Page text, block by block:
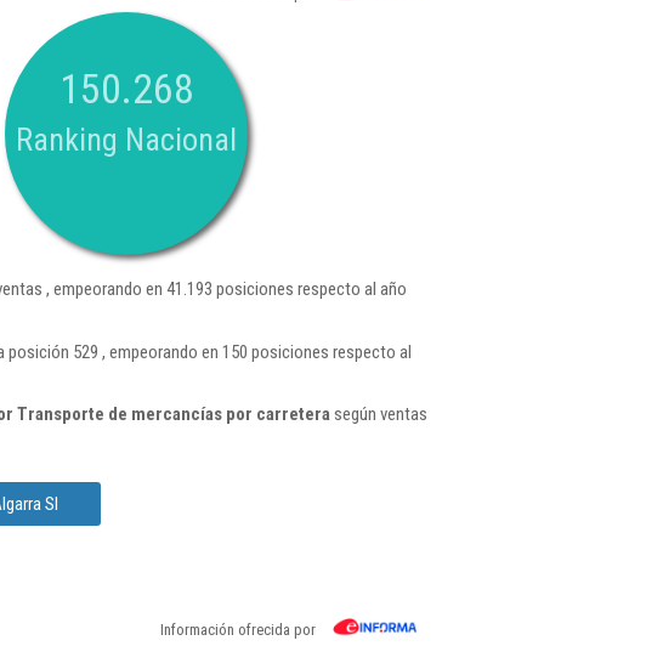
150.268
Ranking Nacional
, empeorando en 41.193 posiciones respecto al año
posición 529 , empeorando en 150 posiciones respecto al
Transporte de mercancías por carreterasegún ventas
Sl
Información ofrecida por